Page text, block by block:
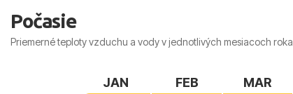
Počasie
Priemerné teploty vzduchu a vody v jednotlivých mesiacoch roka
JAN FEB MAR